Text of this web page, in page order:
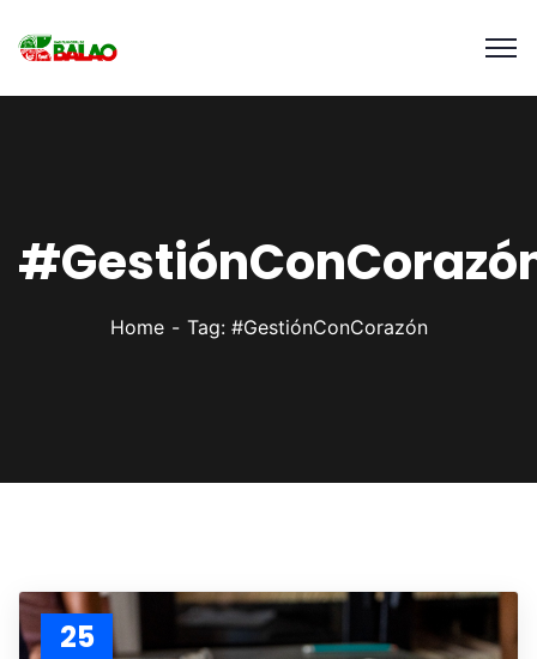
Home Tag: #GestiónConCorazón
25